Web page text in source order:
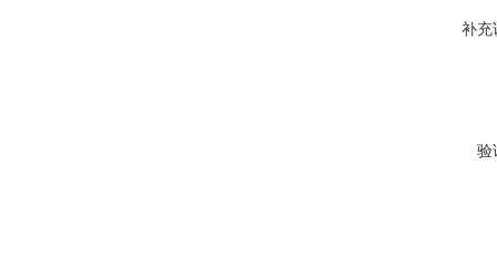
补充
验